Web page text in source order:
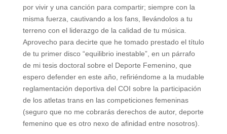
por vivir y una canción para compartir; siempre con la
misma fuerza, cautivando a los fans, llevándolos a tu
terreno con el liderazgo de la calidad de tu música.
Aprovecho para decirte que he tomado prestado el título
de tu primer disco “equilibrio inestable”, en un párrafo
de mi tesis doctoral sobre el Deporte Femenino, que
espero defender en este año, refiriéndome a la mudable
reglamentación deportiva del COI sobre la participación
de los atletas trans en las competiciones femeninas
(seguro que no me cobrarás derechos de autor, deporte
femenino que es otro nexo de afinidad entre nosotros).